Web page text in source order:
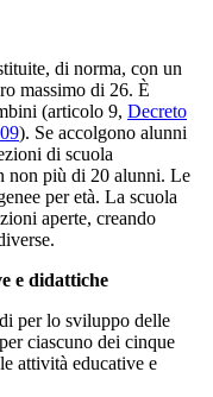
di norma, con un
massimo di 26. È
(articolo 9, Decreto
). Se accolgono alunni
di scuola
non più di 20 alunni. Le
per età. La scuola
aperte, creando
e didattiche
per lo sviluppo delle
ciascuno dei cinque
attività educative e